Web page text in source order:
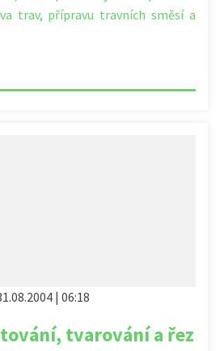
trav, přípravu travních směsí a
| 06:18
tvarování a řez